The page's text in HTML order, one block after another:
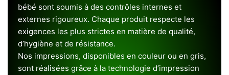
bébé sont soumis à des contrôles internes et
externes rigoureux. Chaque produit respecte les
exigences les plus strictes en matière de qualité,
d’hygiène et de résistance.
Nos impressions, disponibles en couleur ou en gris,
sont réalisées grâce à la technologie d’impression